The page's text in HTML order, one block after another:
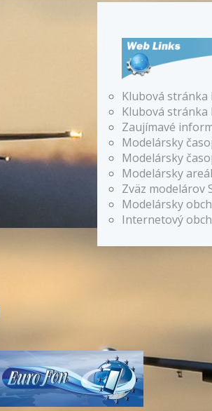
Klubová stránka
Klubová stránka
Zaujímavé
Modelársky
Modelársky
Modelársky
Zväz modelárov
Modelársky
Internetový